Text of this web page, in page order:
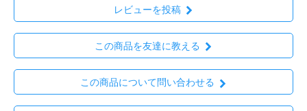
レビューを投稿
この商品を友達に教える
この商品について問い合わせる